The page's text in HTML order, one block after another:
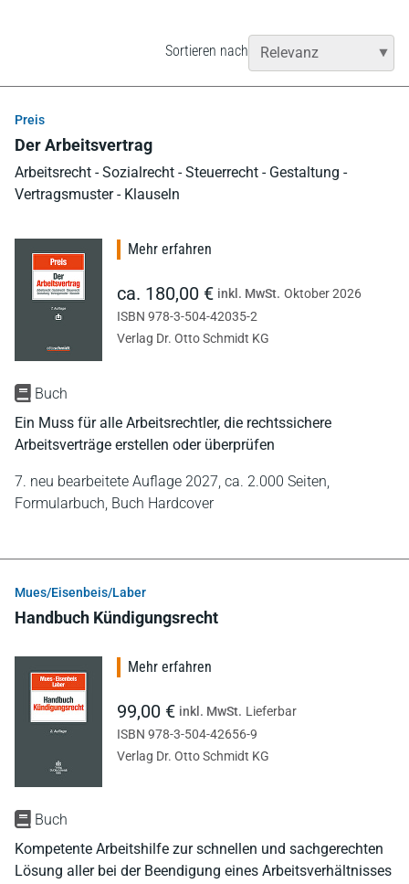
Sortieren nach
Preis
Der Arbeitsvertrag
Arbeitsrecht - Sozialrecht - Steuerrecht - Gestaltung -
Vertragsmuster - Klauseln
Buch
Ein Muss für alle Arbeitsrechtler, die rechtssichere
Arbeitsverträge erstellen oder überprüfen
7. neu bearbeitete Auflage 2027, ca. 2.000 Seiten,
Formularbuch, Buch Hardcover
Mehr erfahren
ca. 180,00 € inkl. MwSt. Oktober 2026
ISBN 978-3-504-42035-2
Verlag Dr. Otto Schmidt KG
Mues/Eisenbeis/Laber
Handbuch Kündigungsrecht
Buch
Kompetente Arbeitshilfe zur schnellen und sachgerechten
Lösung aller bei der Beendigung eines Arbeitsverhältnisses
Mehr erfahren
99,00 € inkl. MwSt. Lieferbar
ISBN 978-3-504-42656-9
Verlag Dr. Otto Schmidt KG